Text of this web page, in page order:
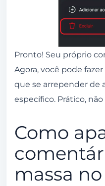
Pronto! Seu próprio
Agora, você pode
que se arrepender de
específico. Prático,
Como
massa